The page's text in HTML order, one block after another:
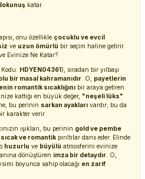
katar.
onu özellikle çocuklu ve evcil
ve uzun ömürlü bir seçim haline getirir.
Evinize Ne Katar?
HDYEN04361), sıradan bir yılbaşı
bir masal kahramanıdır . O, payetlerin
romantik sıcaklığını bir araya getiren
kattığı en büyük değer, "neşeli lüks"
bu perinin sarkan ayakları vardır; bu da
karakter verir.
ışıkları, bu perinin gold ve pembe
sıcak ve romantik pırıltılar dans eder. Elinde
huzurlu ve büyülü atmosferini evinize
dönüştüren imza bir detaydır . O,
boyunca sahip olacağı en zarif